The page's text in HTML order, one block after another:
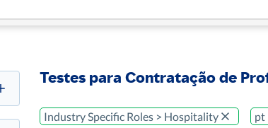
Testes para Contratação de
Industry Specific Roles > Hospitality pt